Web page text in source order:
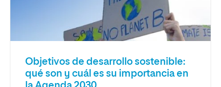
Objetivos de desarrollo sostenible:
qué son y cuál es su importancia en